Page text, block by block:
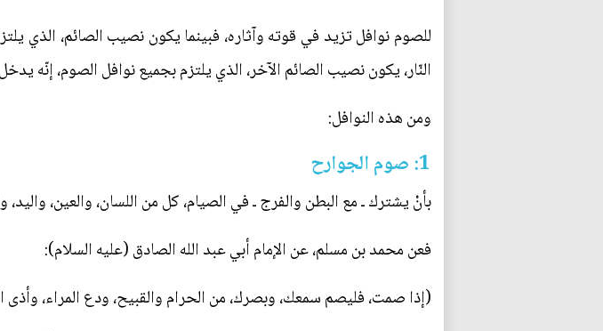
للصوم نوافل تزيد في قوته وآثاره، فبينما يكون نصيب الصائم، الذي
النّار، يكون نصيب الصائم الآخر، الذي يلتزم بجميع نوافل الصوم، إنّه
ومن هذه النوافل:
1: صوم الجوارح
بأنْ يشترك ـ مع البطن والفرج ـ في الصيام، كل من اللسان، والعين،
فعن محمد بن مسلم، عن الإمام أبي عبد الله الصادق (عليه السلام):
(إذا صمت، فليصم سمعك، وبصرك، من الحرام والقبيح، ودع المراء،